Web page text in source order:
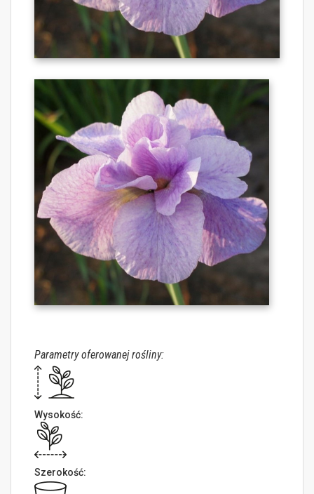
Parametry oferowanej rośliny:
Wysokość:
Szerokość: